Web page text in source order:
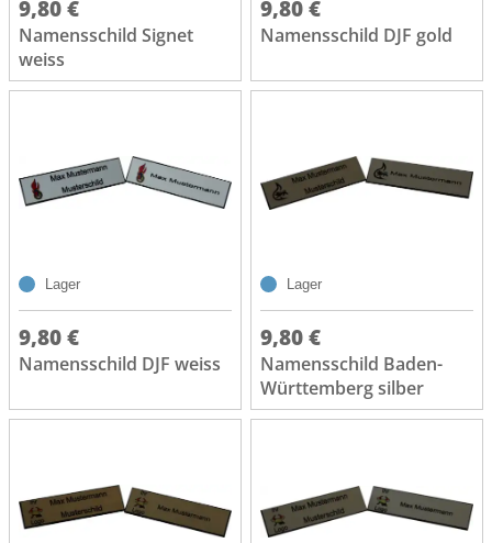
9,80 €
Namensschild Signet
weiss
9,80 €
Namensschild DJF gold
Lager
9,80 €
Namensschild DJF weiss
Lager
9,80 €
Namensschild Baden-
Württemberg silber